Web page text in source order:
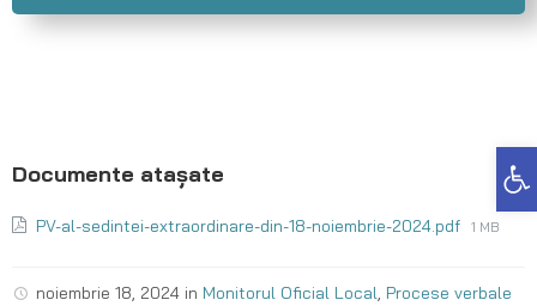
Deschide bara de unelte
PV-al-sedintei-extraordinare-din-18-noiembrie-2024.pdf 1 MB
noiembrie 18, 2024 in Monitorul Oficial Local, Procese verbale